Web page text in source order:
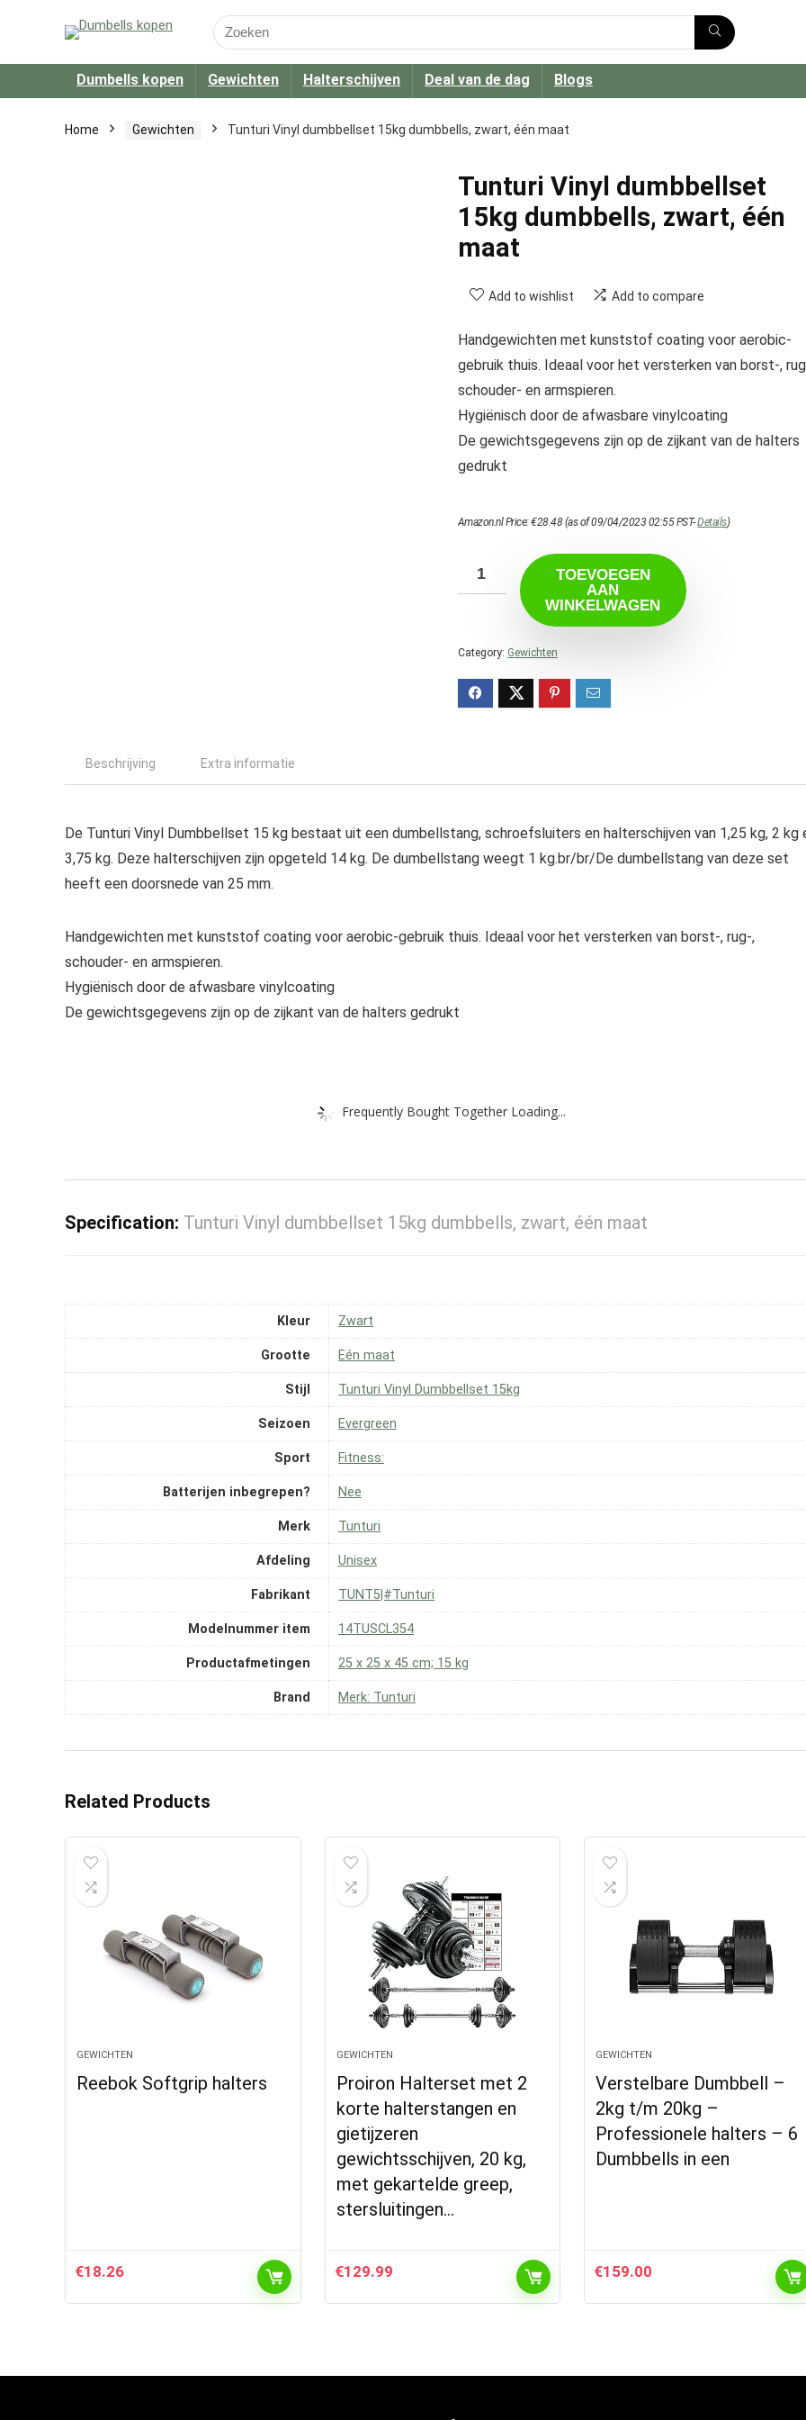
Search
for:
Dumbells kopen Gewichten Halterschijven Deal van de dag Blogs
Home Gewichten Tunturi Vinyl dumbbellset 15kg dumbbells, zwart, één maat
Tunturi Vinyl dumbbellset
15kg dumbbells, zwart, één
maat
Add to wishlist Add to compare
Handgewichten met kunststof coating voor aerobic-
gebruik thuis. Ideaal voor het versterken van borst-,
schouder- en armspieren.
Hygiënisch door de afwasbare vinylcoating
De gewichtsgegevens zijn op de zijkant van de halters
gedrukt
Amazon.nl Price:€28.48(as of 09/04/2023 02:55 PST-Details)
TOEVOEGEN
AAN
WINKELWAGEN
Category: Gewichten
Beschrijving Extra informatie
De Tunturi Vinyl Dumbbellset 15 kg bestaat uit een dumbellstang, schroefsluiters en halterschijven van 1,25 kg, 2 kg
3,75 kg. Deze halterschijven zijn opgeteld 14 kg. De dumbellstang weegt 1 kg.br/br/De dumbellstang van deze set
heeft een doorsnede van 25 mm.
Handgewichten met kunststof coating voor aerobic-gebruik thuis. Ideaal voor het versterken van borst-, rug-,
schouder- en armspieren.
Hygiënisch door de afwasbare vinylcoating
De gewichtsgegevens zijn op de zijkant van de halters gedrukt
Frequently Bought Together Loading...
Specification: Tunturi Vinyl dumbbellset 15kg dumbbells, zwart, één maat
Kleur ‎Zwart
Grootte ‎Eén maat
Stijl ‎Tunturi Vinyl Dumbbellset 15kg
Seizoen ‎Evergreen
Sport ‎Fitness:
Batterijen inbegrepen? ‎Nee
Merk ‎Tunturi
Afdeling ‎Unisex
Fabrikant ‎TUNT5|#Tunturi
Modelnummer item ‎14TUSCL354
Productafmetingen ‎25 x 25 x 45 cm; 15 kg
Brand Merk: Tunturi
Related Products
GEWICHTEN
Reebok Softgrip halters
€18.26
GEWICHTEN
Proiron Halterset met 2
korte halterstangen en
gietijzeren
gewichtsschijven, 20 kg,
met gekartelde greep,
stersluitingen…
€129.99
GEWICHTEN
Verstelbare Dumbbell –
2kg t/m 20kg –
Professionele halters – 6
Dumbbells in een
€159.00